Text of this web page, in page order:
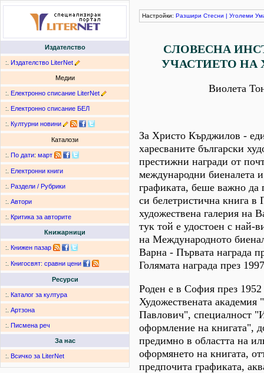
Издателство
:. Издателство LiterNet
Медии
:. Електронно списание LiterNet
:. Електронно списание БЕЛ
:. Културни новини
Каталози
:. По дати: март
:. Електронни книги
:. Раздели / Рубрики
:. Автори
:. Критика за авторите
Книжарници
:. Книжен пазар
:. Книгосвят: сравни цени
Ресурси
:. Каталог за култура
:. Артзона
:. Писмена реч
За нас
:. Всичко за LiterNet
Настройки: Разшири Стесни | Уголеми
СЛОВЕСНА
УЧАСТИЕТО
Виолета
За Христо Кърджилов -
харесваните български
престижни награди от
международни биеналета
графиката, беше важно да
си белетристична книга в
художествена галерия на
тук той е удостоен с най-
на Международното
Варна - Първата награда
Голямата награда през
Роден е в София през 1952
Художествената академия
Павлович", специалност
оформление на книгата",
предимно в областта на
оформянето на книгата,
предпочита графиката,